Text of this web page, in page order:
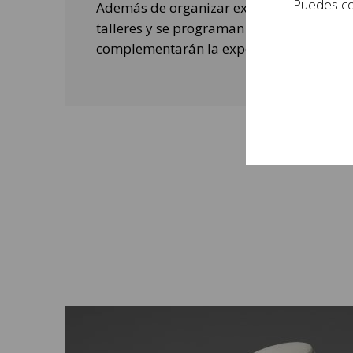
Además de organizar exposiciones, se
talleres y se programan actividades de
complementarán la experiencia de las
Puedes